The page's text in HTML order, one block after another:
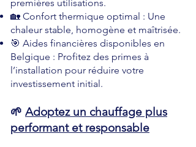
premières utilisations.
🏡 Confort thermique optimal : Une
chaleur stable, homogène et maîtrisée.
🎯 Aides financières disponibles en
Belgique : Profitez des primes à
l’installation pour réduire votre
investissement initial.
🌱 Adoptez un chauffage plus
performant et responsable